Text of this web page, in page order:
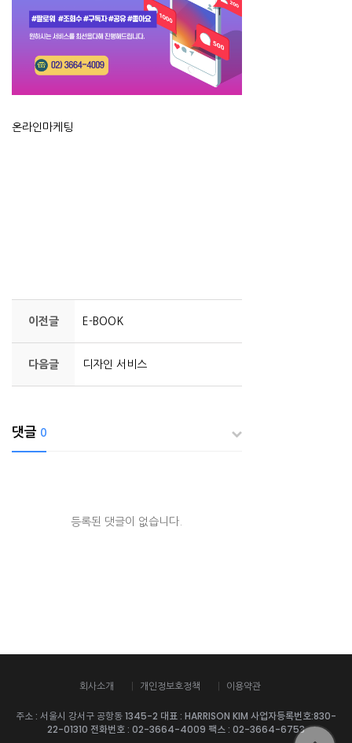
온라인마케팅
이전글 E-BOOK
다음글 디자인 서비스
댓글 0
등록된 댓글이 없습니다.
회사소개 개인정보호정책 이용약관
주소 : 서울시 강서구 공항동 1345-2 대표 : HARRISON KIM 사업자등록번호:830-
22-01310 전화번호 : 02-3664-4009 팩스 : 02-3664-6753